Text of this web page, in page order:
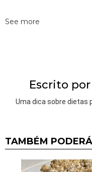
See more
Escrito por
Uma dica sobre dietas
TAMBÉM